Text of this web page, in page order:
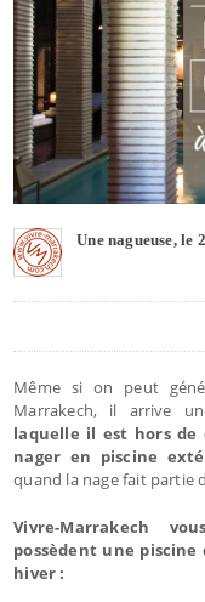
Une nagueuse, le
Même si on peut
Marrakech, il arrive
laquelle il est hors
nager en piscine
quand la nage fait partie
Vivre-Marrakech
possèdent une
hiver :